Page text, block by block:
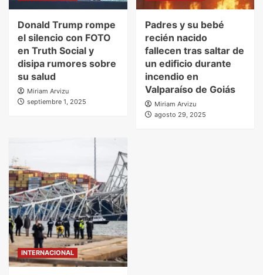
Donald Trump rompe
el silencio con FOTO
en Truth Social y
disipa rumores sobre
su salud
Miriam Arvizu
septiembre 1, 2025
Padres y su bebé
recién nacido
fallecen tras saltar de
un edificio durante
incendio en
Valparaíso de Goiás
Miriam Arvizu
agosto 29, 2025
INTERNACIONAL